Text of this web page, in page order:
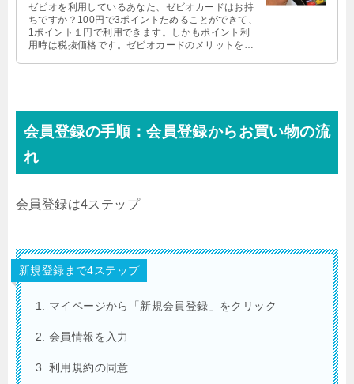
ゼビオを利用しているあなた、ゼビオカードはお持
ちですか？100円で3ポイントためることができて、
1ポイント１円で利用できます。しかもポイント利
用時は税抜価格です。ゼビオカードのメリットをま
会員登録の手順：会員登録からお買い物の流
れ
会員登録は4ステップ
新規登録まで4ステップ
マイページから「新規会員登録」をクリック
会員情報を入力
利用規約の同意